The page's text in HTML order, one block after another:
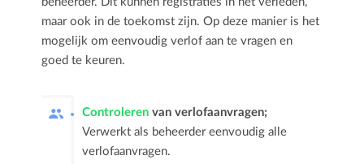
maar ook in de toekomst zijn. Op deze manier is het
mogelijk om eenvoudig verlof aan te vragen en
goed te keuren.
Controleren van verlofaanvragen;
Verwerkt als beheerder eenvoudig alle
verlofaanvragen.